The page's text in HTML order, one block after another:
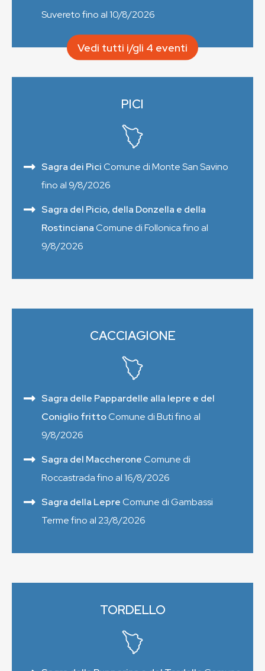
Suvereto fino al 10/8/2026
Vedi tutti i/gli 4 eventi
PICI
Sagra dei PiciComune di Monte San Savino
fino al 9/8/2026
Sagra del Picio, della Donzella e della
RostincianaComune di Follonica fino al
9/8/2026
CACCIAGIONE
Sagra delle Pappardelle alla lepre e del
Coniglio frittoComune di Buti fino al
9/8/2026
Sagra del MaccheroneComune di
Roccastrada fino al 16/8/2026
Sagra della LepreComune di Gambassi
Terme fino al 23/8/2026
TORDELLO